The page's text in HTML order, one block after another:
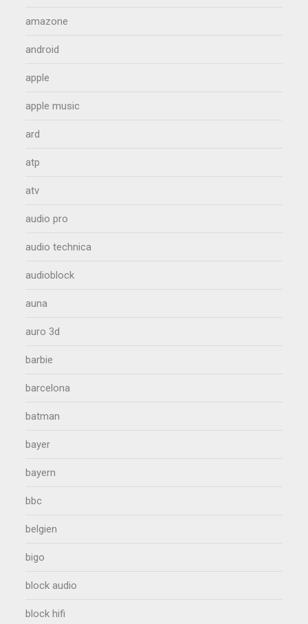
amazone
android
apple
apple music
ard
atp
atv
audio pro
audio technica
audioblock
auna
auro 3d
barbie
barcelona
batman
bayer
bayern
bbc
belgien
bigo
block audio
block hifi